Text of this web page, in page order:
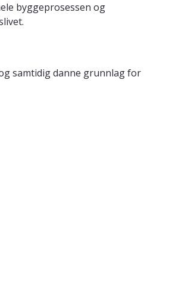
byggeprosessen og
samtidig danne grunnlag for